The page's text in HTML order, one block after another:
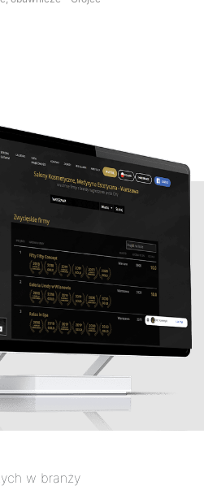
w branży